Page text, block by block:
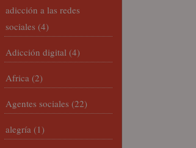
adicción a las redes
sociales (4)
Adicción digital (4)
Africa (2)
Agentes sociales (22)
alegría (1)